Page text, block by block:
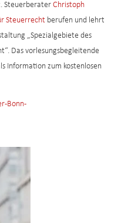
Steuerberater Christoph
Steuerrecht berufen und lehrt
„Spezialgebiete des
Das vorlesungsbegleitende
Information zum kostenlosen
Bonn-